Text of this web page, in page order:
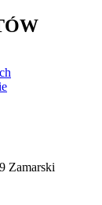
Zamarski